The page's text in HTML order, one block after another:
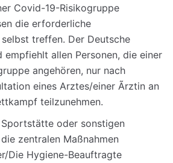
Covid-19-Risikogruppe
die erforderliche
treffen. Der Deutsche
empfiehlt allen Personen, die einer
angehören, nur nach
eines Arztes/einer Ãrztin an
teilzunehmen.
oder sonstigen
zentralen Maßnahmen
Die Hygiene-Beauftragte